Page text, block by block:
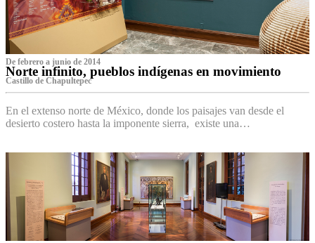
De febrero a junio de 2014
Norte infinito, pueblos indígenas en movimiento
Castillo de Chapultepec
En el extenso norte de México, donde los paisajes van desde el
desierto costero hasta la imponente sierra, existe una…